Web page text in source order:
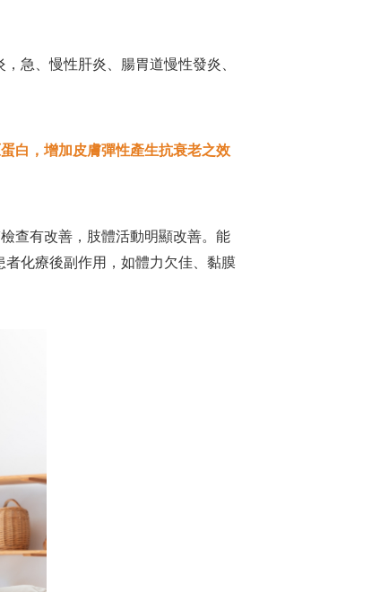
急、慢性肝炎、腸胃道慢性發炎、
白，增加皮膚彈性產生抗衰老之效
查有改善，肢體活動明顯改善。能
者化療後副作用，如體力欠佳、黏膜